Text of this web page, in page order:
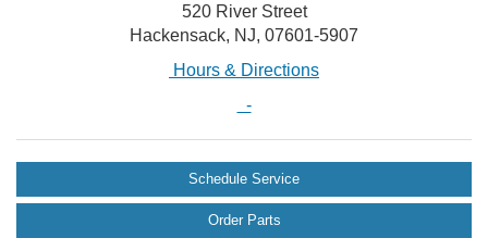
520 River Street
Hackensack, NJ, 07601-5907
Hours & Directions
-
Schedule Service
Order Parts